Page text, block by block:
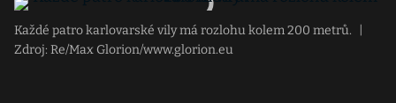
Každé patro karlovarské vily má rozlohu kolem 200 metrů.
Zdroj: Re/Max Glorion/www.glorion.eu